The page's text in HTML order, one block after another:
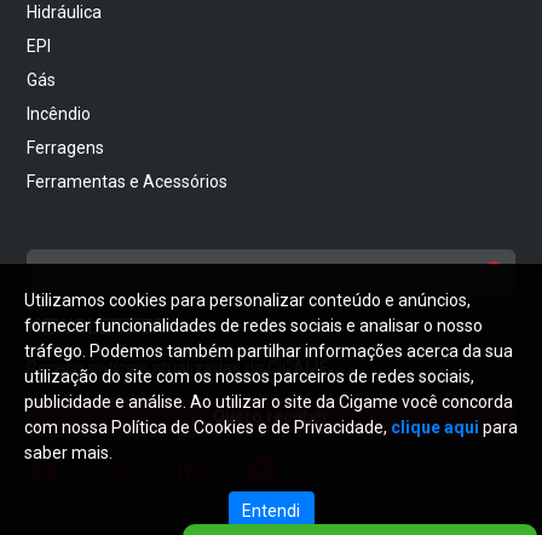
Hidráulica
EPI
Gás
Incêndio
Ferragens
Ferramentas e Acessórios
NEWSLETTER
Receba notícias atualizadas da CIGAME
Quero receber
Utilizamos cookies para personalizar conteúdo e anúncios,
fornecer funcionalidades de redes sociais e analisar o nosso
tráfego. Podemos também partilhar informações acerca da sua
utilização do site com os nossos parceiros de redes sociais,
publicidade e análise. Ao utilizar o site da Cigame você concorda
com nossa Política de Cookies e de Privacidade, clique aqui para
saber mais.
Entendi